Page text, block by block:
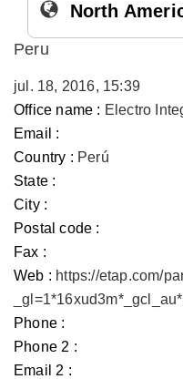
North
Peru
jul. 18, 2016, 15:39
Office name : Electro
Email :
Country : Perú
State :
City :
Postal code :
Fax :
Web : https://etap.com/
Phone :
Phone 2 :
Email 2 :